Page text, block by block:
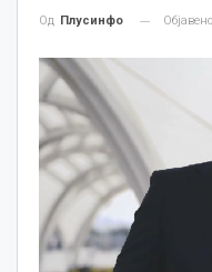
Од Плусинфо Објавено